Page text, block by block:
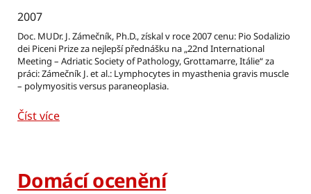
2007
Doc. MUDr. J. Zámečník, Ph.D., získal v roce 2007 cenu: Pio Sodalizio
dei Piceni Prize za nejlepší přednášku na „22nd International
Meeting – Adriatic Society of Pathology, Grottamarre, Itálie“ za
práci: Zámečník J. et al.: Lymphocytes in myasthenia gravis muscle
– polymyositis versus paraneoplasia.
Číst více
Domácí ocenění